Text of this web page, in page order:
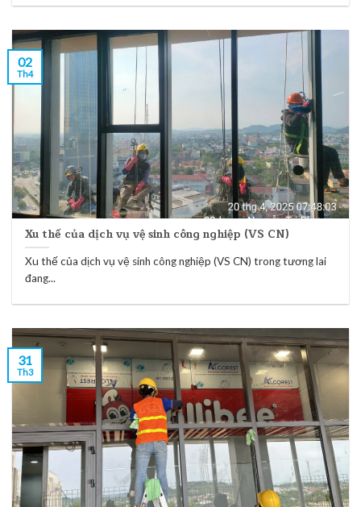
Xu thế của dịch vụ vệ sinh công nghiệp (VS CN)
Xu thế của dịch vụ vệ sinh công nghiệp (VS CN) trong tương lai
đang...
02
Th4
31
Th3